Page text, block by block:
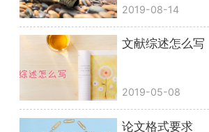
2019-08-14
文献综述怎么写
2019-05-08
论文格式要求